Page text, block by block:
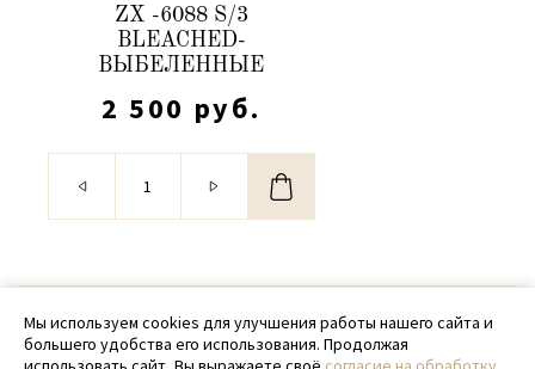
ZX -6088 S/3
BLEACHED-
ВЫБЕЛЕННЫЕ
2 500 руб.
© 2020 - 2026 SamPack
+ 7 (918) 699-97-87
Мы используем cookies для улучшения работы нашего сайта и
большего удобства его использования. Продолжая